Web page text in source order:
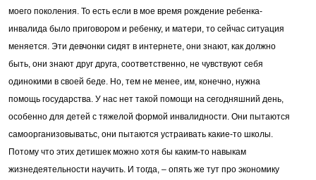
моего поколения. То есть если в мое время рождение ребенка-
инвалида было приговором и ребенку, и матери, то сейчас ситуация
меняется. Эти девчонки сидят в интернете, они знают, как должно
быть, они знают друг друга, соответственно, не чувствуют себя
одинокими в своей беде. Но, тем не менее, им, конечно, нужна
помощь государства. У нас нет такой помощи на сегодняшний день,
особенно для детей с тяжелой формой инвалидности. Они пытаются
самоорганизовыватьс, они пытаются устраивать какие-то школы.
Потому что этих детишек можно хотя бы каким-то навыкам
жизнедеятельности научить. И тогда, – опять же тут про экономику